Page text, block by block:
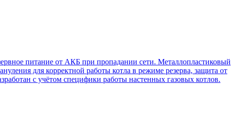
питание от АКБ при пропадании сети. Металлопластиковый
для корректной работы котла в режиме резерва, защита от
с учётом специфики работы настенных газовых котлов.